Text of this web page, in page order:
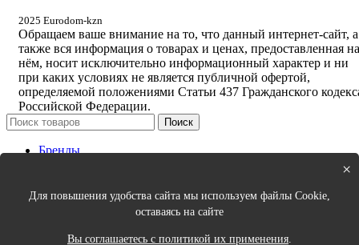
2025 Eurodom-kzn
Обращаем ваше внимание на то, что данный интернет-сайт, а
также вся информация о товарах и ценах, предоставленная на
нём, носит исключительно информационный характер и ни
при каких условиях не является публичной офертой,
определяемой положениями Статьи 437 Гражданского
Российской Федерации.
Поиск
Бренды
Спальня
Порядок в доме
×
Для повышения удобства сайта мы используем файлы Cookie,
оставаясь на сайте
Вы соглашаетесь с политикой их применения.